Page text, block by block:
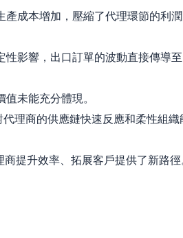
成本增加，壓縮了代理環節的利
影響，出口訂單的波動直接傳導
未能充分體現。
理商的供應鏈快速反應和柔性組織
提升效率、拓展客戶提供了新路徑